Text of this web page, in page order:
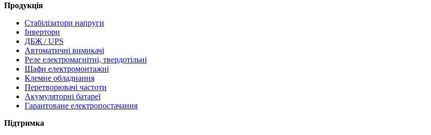
Продукція
Стабілізатори напруги
Інвертори
ДБЖ / UPS
Автоматичні вимикачі
Реле електромагнітні, твердотільні
Шафи електромонтажні
Клемне обладнання
Перетворювачі частоти
Акумуляторні батареї
Гарантоване електропостачання
Підтримка